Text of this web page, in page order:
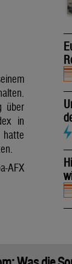
über
in
hatte
AFX